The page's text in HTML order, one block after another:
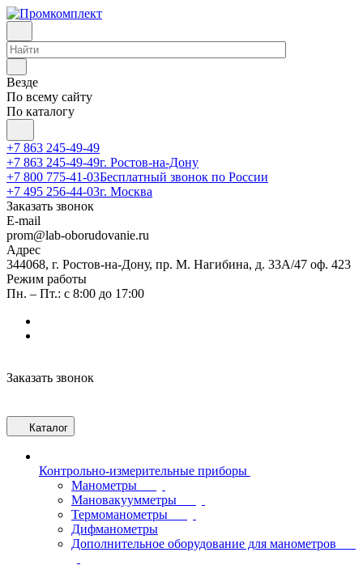
Везде
По всему сайту
По каталогу
+7 863 245-49-49
+7 863 245-49-49г. Ростов-на-Дону
+7 800 775-41-03Бесплатный звонок по России
+7 495 256-44-03г. Москва
Заказать звонок
E-mail
prom@lab-oborudovanie.ru
Адрес
344068, г. Ростов-на-Дону, пр. М. Нагибина, д. 33А/47 оф. 423
Режим работы
Пн. – Пт.: с 8:00 до 17:00
Заказать звонок
Каталог
Контрольно-измерительные приборы
Манометры
Мановакуумметры
Термоманометры
Дифманометры
Дополнительное оборудование для манометров